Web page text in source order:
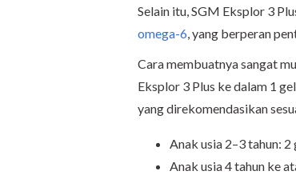
Selain itu, SGM Eksplor 3
omega-6, yang berperan
Cara membuatnya sangat
Eksplor 3 Plus ke dalam 1
yang direkomendasikan
Anak usia 2–3 tahun: 2
Anak usia 4 tahun ke